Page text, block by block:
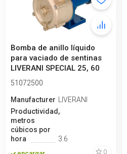
Bomba de anillo líquido
para vaciado de sentinas
LIVERANI SPECIAL 25, 60
l/mi...
51072500
ManufactureroLIVERANI
Productividad,
metros
cúbicos por
hora
3.6
0